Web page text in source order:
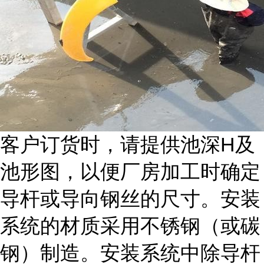
客户订货时，请提供池深H及
池形图，以便厂房加工时确定
导杆或导向钢丝的尺寸。安装
系统的材质采用不锈钢（或碳
钢）制造。安装系统中除导杆